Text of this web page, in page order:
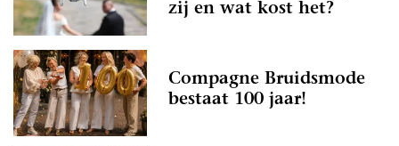
zij en wat kost het?
Compagne Bruidsmode
bestaat 100 jaar!